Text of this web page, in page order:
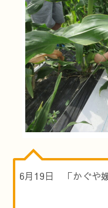
6月19日 「かぐや